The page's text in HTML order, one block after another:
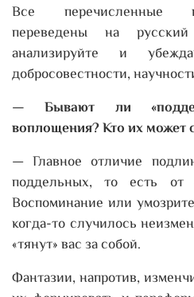
Все перечисленные
переведены на
анализируйте и
добросовестности,
— Бывают ли
воплощения? Кто их может
— Главное отличие
поддельных, то есть от
Воспоминание или
когда-то случилось
«тянут» вас за собой.
Фантазии, напротив,